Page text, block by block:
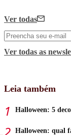
Ver todas
Ver todas as
Leia também
Halloween: 5
Halloween: qual